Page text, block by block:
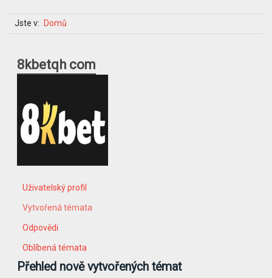
Jste v: Domů
8kbetqh com
Uživatelský profil
Vytvořená témata
Odpovědi
Oblíbená témata
Přehled nově vytvořených témat